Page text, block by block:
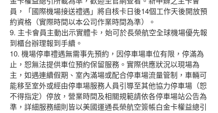
員，「國際機場接送禮遇」將自核卡日後14個工作天後開放預
約資格（實際時間以本公司作業時間為準）。
9. 主卡會員主動出示實體卡，始可於長榮航空全球機場優先報
到櫃台辦理報到手續。
10. 機場停車禮遇無需事先預約，因停車場車位有限，停滿為
止，恕無法提供車位預約保留服務。實際供應狀況以現場為
主，如遇連續假期、室內滿場或配合停車場流量管制，車輛可
能移至室外或經由停車場服務人員引導至其他協力停車場（恕
不得指定）停放，營業時間及相關規範請依各停車場站公告為
準，詳細服務細則皆以美國運通長榮航空簽帳白金卡權益總引